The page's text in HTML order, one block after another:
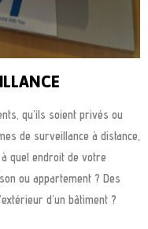
qu’ils soient privés ou
de surveillance à distance,
quel endroit de votre
ou appartement ? Des
d’un bâtiment ?